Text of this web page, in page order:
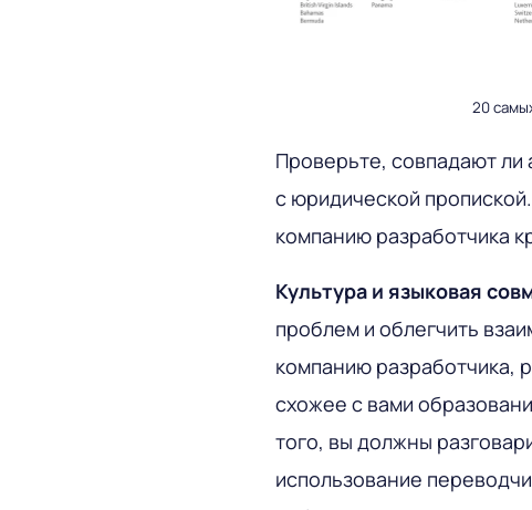
20
Проверьте, совпадают ли
с юридической
компанию разработчика
Культура и языковая
проблем и облегчить
компанию разработчика,
схожее с вами
того, вы должны
использование